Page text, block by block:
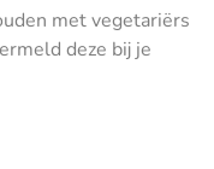
met vegetariërs
deze bij je